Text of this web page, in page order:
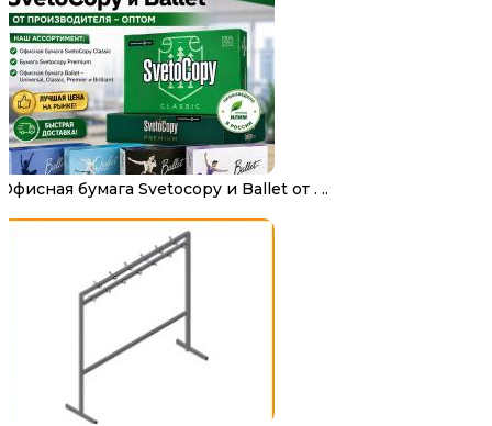
Офисная бумага Svetocopy и Ballet от . ..